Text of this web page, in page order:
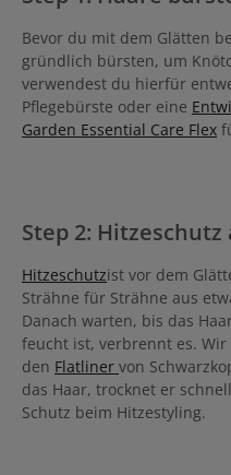
Bevor du mit dem Glätten
gründlich bürsten, um
verwendest du hierfür
Pflegebürste oder eine
Garden Essential Care Flex
Step 2:
Hitzeschutzist vor dem
Strähne für Strähne aus
Danach warten, bis das
feucht ist, verbrennt es.
den Flatliner von
das Haar, trocknet er
Schutz beim Hitzestyling.